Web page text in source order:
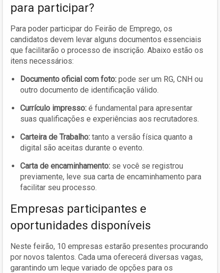
para participar?
Para poder participar do Feirão de Emprego, os
candidatos devem levar alguns documentos essenciais
que facilitarão o processo de inscrição. Abaixo estão os
itens necessários:
Documento oficial com foto: pode ser um RG, CNH ou
outro documento de identificação válido.
Currículo impresso: é fundamental para apresentar
suas qualificações e experiências aos recrutadores.
Carteira de Trabalho: tanto a versão física quanto a
digital são aceitas durante o evento.
Carta de encaminhamento: se você se registrou
previamente, leve sua carta de encaminhamento para
facilitar seu processo.
Empresas participantes e
oportunidades disponíveis
Neste feirão, 10 empresas estarão presentes procurando
por novos talentos. Cada uma oferecerá diversas vagas,
garantindo um leque variado de opções para os